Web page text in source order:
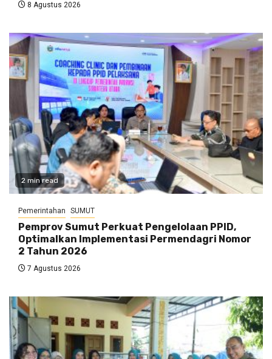
8 Agustus 2026
2 min read
Pemerintahan SUMUT
Pemprov Sumut Perkuat Pengelolaan PPID,
Optimalkan Implementasi Permendagri Nomor
2 Tahun 2026
7 Agustus 2026